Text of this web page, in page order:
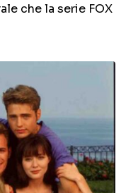
che la serie FOX